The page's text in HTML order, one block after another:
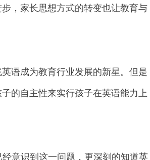
，家长思想方式的转变也让教育与
语成为教育行业发展的新星。但是
的自主性来实行孩子在英语能力上
意识到这一问题，更深刻的知道英